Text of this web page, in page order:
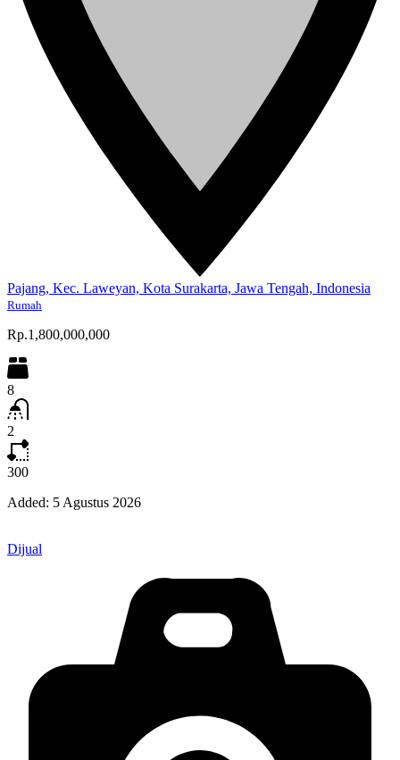
Pajang, Kec. Laweyan, Kota Surakarta, Jawa Tengah, Indonesia
Rumah
Rp.1,800,000,000
8
2
300
Added: 5 Agustus 2026
Dijual